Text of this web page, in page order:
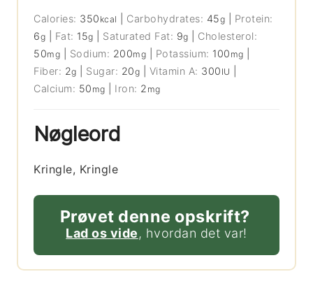
Calories: 350 kcal Carbohydrates: 45g
Protein:
6g Fat: 15g Saturated Fat: 9g
Cholesterol:
50mg Sodium: 200mg Potassium: 100 mg
Fiber: 2g Sugar: 20g Vitamin A: 300 IU
Calcium: 50 mg Iron: 2 mg
Nøgleord
Kringle, Kringle
Prøvet denne opskrift?
Lad os vide, hvordan det var!